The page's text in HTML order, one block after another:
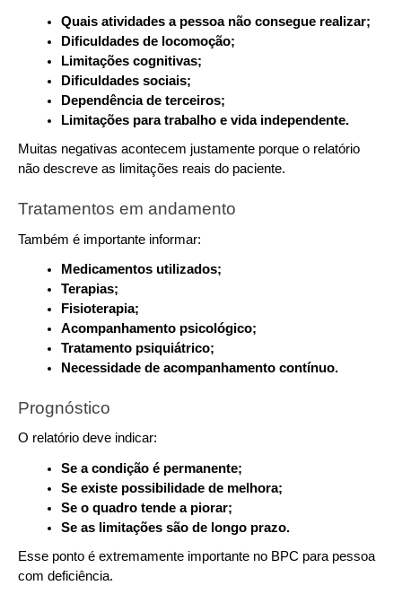
Quais atividades a pessoa não consegue realizar;
Dificuldades de locomoção;
Limitações cognitivas;
Dificuldades sociais;
Dependência de terceiros;
Limitações para trabalho e vida independente.
Muitas negativas acontecem justamente porque o relatório
não descreve as limitações reais do paciente.
Tratamentos em andamento
Também é importante informar:
Medicamentos utilizados;
Terapias;
Fisioterapia;
Acompanhamento psicológico;
Tratamento psiquiátrico;
Necessidade de acompanhamento contínuo.
Prognóstico
O relatório deve indicar:
Se a condição é permanente;
Se existe possibilidade de melhora;
Se o quadro tende a piorar;
Se as limitações são de longo prazo.
Esse ponto é extremamente importante no BPC para pessoa
com deficiência.